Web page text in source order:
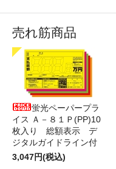
売れ筋商品
蛍光ペーパープラ
イス Ａ－８１Ｐ(PP)10
枚入り 総額表示 デ
ジタルガイドライン付
3,047円(税込)